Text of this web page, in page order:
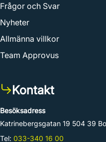
Frågor och Svar
Nyheter
Allmänna villkor
Team Approvus
Kontakt
Besöksadress
Katrinebergsgatan 19 504 39
Tel: 033-340 16 00